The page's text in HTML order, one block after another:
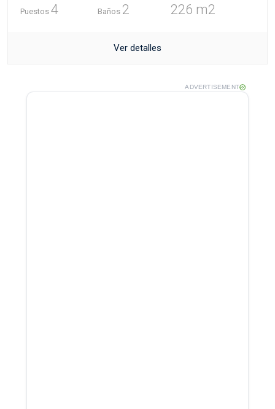
Puestos 4 Baños 2 226 m2
Ver detalles
ADVERTISEMENT